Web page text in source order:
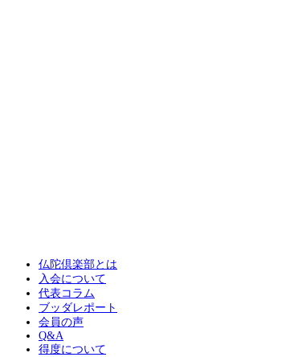
仏陀倶楽部とは
入会について
代表コラム
ブッダレポート
会員の声
Q&A
得度について